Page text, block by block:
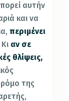
αυτήν
και να
περιμένει
Κι αν σε
θλίψεις,
της